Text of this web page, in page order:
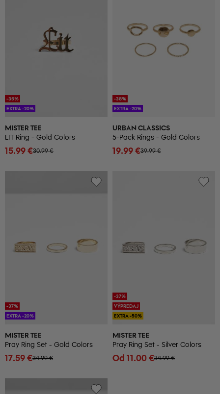
MISTER TEE
LIT Ring - Gold Colors
30.99 €
15.99 €
-35%
EXTRA -20%
URBAN CLASSICS
5-Pack Rings - Gold Colors
39.99 €
19.99 €
-38%
EXTRA -20%
MISTER TEE
Pray Ring Set - Gold Colors
34.99 €
17.59 €
-37%
EXTRA -20%
MISTER TEE
Pray Ring Set - Silver Colors
34.99 €
Od 11.00 €
-37%
VÝPREDAJ
EXTRA -50%